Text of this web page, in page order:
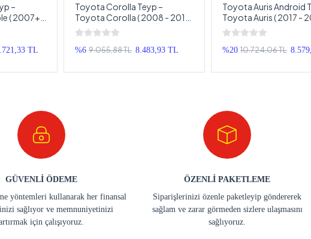
–
( 2007+ )
–
Android
TL
Toyota Corolla Teyp –
Toyota Corolla ( 2008 - 2012
) Oem Android Multimedya –
Toyota Corolla Android
Double Teyp
%6 9.055,88 TL 8.483,93 TL
Toyota Auris Android
Toyota Auris ( 2017 -
Oem Android
Toyota Auris Android
Double Teyp
%20 10.724,06 TL
GÜVENLİ ÖDEME
yöntemleri kullanarak her finansal
sağlıyor ve memnuniyetinizi
için çalışıyoruz.
ÖZENLİ PAKETLEME
Siparişlerinizi özenle paketleyip göndererek
sağlam ve zarar görmeden sizlere ulaşmasını
sağlıyoruz.